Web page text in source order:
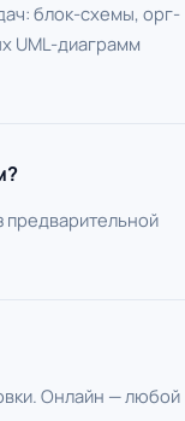
блок-схемы, орг-
UML-диаграмм
предварительной
Онлайн — любой